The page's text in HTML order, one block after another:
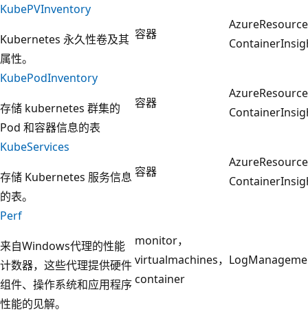
KubePVInventory
Kubernetes 永久性卷及其
属性。
容器
KubePodInventory
存储 kubernetes 群集的
Pod 和容器信息的表
容器
KubeServices
存储 Kubernetes 服务信息
的表。
容器
Perf
来自Windows代理的性能
计数器，这些代理提供硬件
组件、操作系统和应用程序
性能的见解。
monitor，
virtualmachines，
container